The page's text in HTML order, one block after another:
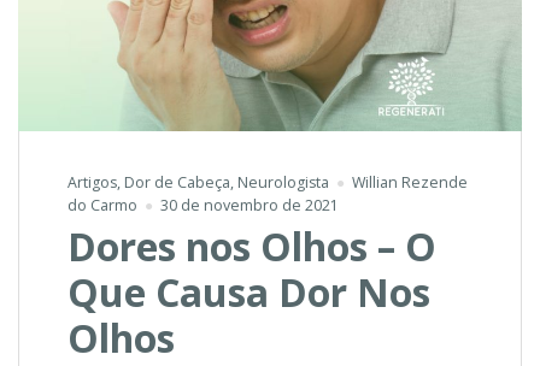
Artigos, Dor de Cabeça, Neurologista
Willian Rezende
do Carmo
30 de novembro de 2021
Dores nos Olhos – O
Que Causa Dor Nos
Olhos